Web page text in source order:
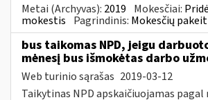
Metai (Archyvas): 2019 Mokesčiai:
mokestis Pagrindinis: Mokesčių
bus taikomas NPD, jeigu
mėnesį bus išmokėtas darbo
Web turinio sąrašas 2019-03-12
Taikytinas NPD apskaičiuojamas pagal